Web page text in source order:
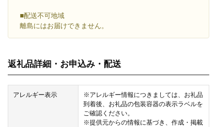
■配送不可地域
離島にはお届けできません。
返礼品詳細・お申込み・配送
アレルギー表示
※アレルギー情報につきましては、お礼品
到着後、お礼品の包装容器の表示ラベルを
ご確認ください。
※提供元からの情報に基づき、作成・掲載